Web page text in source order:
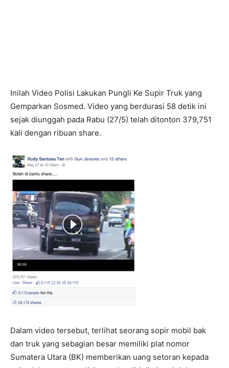
Inilah Video Polisi Lakukan Pungli Ke Supir Truk yang
Gemparkan Sosmed. Video yang berdurasi 58 detik ini
sejak diunggah pada Rabu (27/5) telah ditonton 379,751
kali dengan ribuan share.
Dalam video tersebut, terlihat seorang sopir mobil bak
dan truk yang sebagian besar memiliki plat nomor
Sumatera Utara (BK) memberikan uang setoran kepada